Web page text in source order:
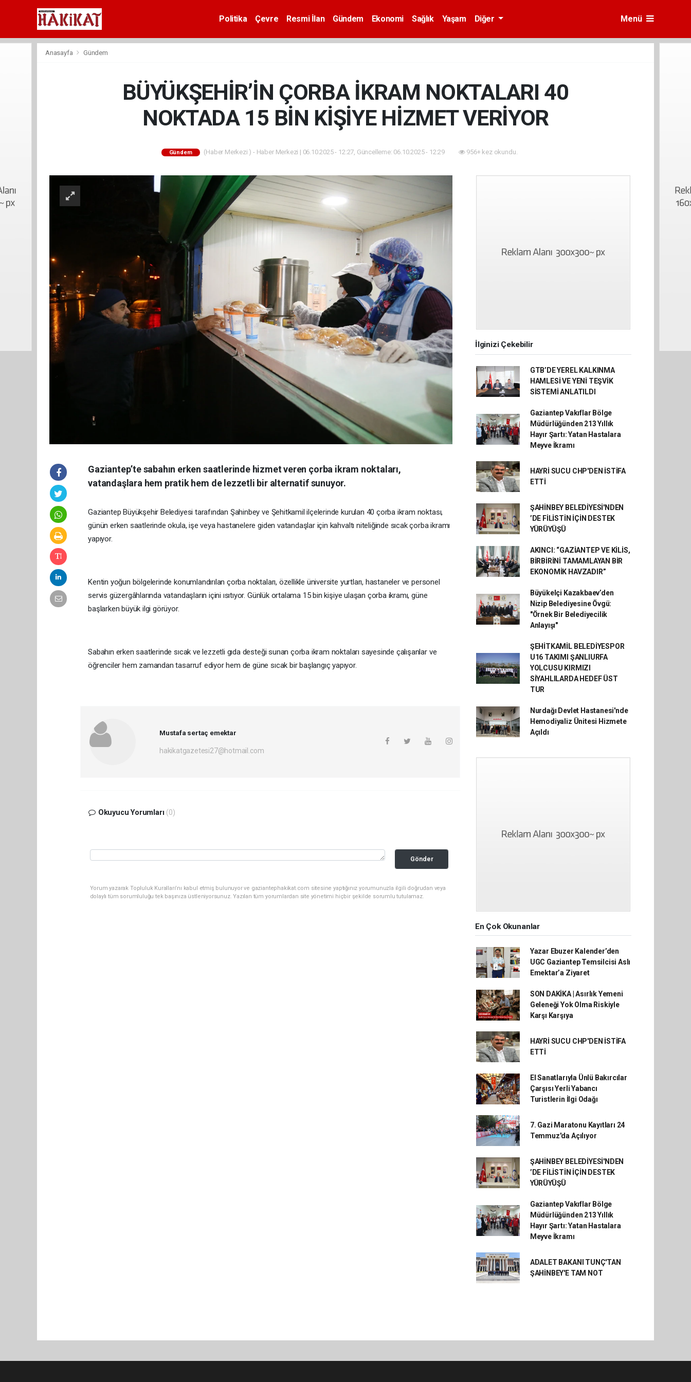
Politika Çevre Resmi İlan Gündem Ekonomi Sağlık Yaşam Diğer Menü
Anasayfa Gündem
BÜYÜKŞEHİR’İN ÇORBA İKRAM NOKTALARI 40
NOKTADA 15 BİN KİŞİYE HİZMET VERİYOR
Gündem (Haber Merkezi ) - Haber Merkezi | 06.10.2025 - 12:27, Güncelleme: 06.10.2025 - 12:29 956+ kez okundu.
Gaziantep’te sabahın erken saatlerinde hizmet veren çorba ikram noktaları,
vatandaşlara hem pratik hem de lezzetli bir alternatif sunuyor.
Gaziantep Büyükşehir Belediyesi tarafından Şahinbey ve Şehitkamil ilçelerinde kurulan 40 çorba ikram noktası,
günün erken saatlerinde okula, işe veya hastanelere giden vatandaşlar için kahvaltı niteliğinde sıcak çorba ikramı
yapıyor.
Kentin yoğun bölgelerinde konumlandırılan çorba noktaları, özellikle üniversite yurtları, hastaneler ve personel
servis güzergâhlarında vatandaşların içini ısıtıyor. Günlük ortalama 15 bin kişiye ulaşan çorba ikramı, güne
başlarken büyük ilgi görüyor.
Sabahın erken saatlerinde sıcak ve lezzetli gıda desteği sunan çorba ikram noktaları sayesinde çalışanlar ve
öğrenciler hem zamandan tasarruf ediyor hem de güne sıcak bir başlangıç yapıyor.
Mustafa sertaç emektar
hakikatgazetesi27@hotmail.com
Okuyucu Yorumları (0)
Gönder
Yorum yazarak Topluluk Kuralları’nı kabul etmiş bulunuyor ve gaziantephakikat.com sitesine yaptığınız yorumunuzla ilgili doğrudan veya
dolaylı tüm sorumluluğu tek başınıza üstleniyorsunuz. Yazılan tüm yorumlardan site yönetimi hiçbir şekilde sorumlu tutulamaz.
İlginizi Çekebilir
GTB’DE YEREL KALKINMA
HAMLESİ VE YENİ TEŞVİK
SİSTEMİ ANLATILDI
Gaziantep Vakıflar Bölge
Müdürlüğünden 213 Yıllık
Hayır Şartı: Yatan Hastalara
Meyve İkramı
HAYRİ SUCU CHP'DEN İSTİFA
ETTİ
ŞAHİNBEY BELEDİYESİ'NDEN
’DE FİLİSTİN İÇİN DESTEK
YÜRÜYÜŞÜ
AKINCI: “GAZİANTEP VE KİLİS,
BİRBİRİNİ TAMAMLAYAN BİR
EKONOMİK HAVZADIR”
Büyükelçi Kazakbaev’den
Nizip Belediyesine Övgü:
"Örnek Bir Belediyecilik
Anlayışı"
ŞEHİTKAMİL BELEDİYESPOR
U16 TAKIMI ŞANLIURFA
YOLCUSU KIRMIZI
SİYAHLILARDA HEDEF ÜST
TUR
Nurdağı Devlet Hastanesi'nde
Hemodiyaliz Ünitesi Hizmete
Açıldı
En Çok Okunanlar
Yazar Ebuzer Kalender’den
UGC Gaziantep Temsilcisi Aslı
Emektar’a Ziyaret
SON DAKİKA | Asırlık Yemeni
Geleneği Yok Olma Riskiyle
Karşı Karşıya
HAYRİ SUCU CHP'DEN İSTİFA
ETTİ
El Sanatlarıyla Ünlü Bakırcılar
Çarşısı Yerli Yabancı
Turistlerin İlgi Odağı
7. Gazi Maratonu Kayıtları 24
Temmuz'da Açılıyor
ŞAHİNBEY BELEDİYESİ'NDEN
’DE FİLİSTİN İÇİN DESTEK
YÜRÜYÜŞÜ
Gaziantep Vakıflar Bölge
Müdürlüğünden 213 Yıllık
Hayır Şartı: Yatan Hastalara
Meyve İkramı
ADALET BAKANI TUNÇ'TAN
ŞAHİNBEY'E TAM NOT